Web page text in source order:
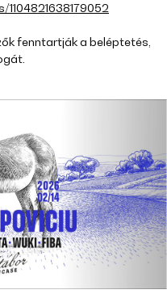
fenntartják a beléptetés,